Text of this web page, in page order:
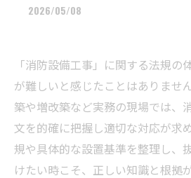
2026/05/08
「消防設備工事」に関する法規の
が難しいと感じたことはありませ
築や増改築など実務の現場では、
文を的確に把握し適切な対応が求
規や具体的な設置基準を整理し、
けたい時こそ、正しい知識と根拠